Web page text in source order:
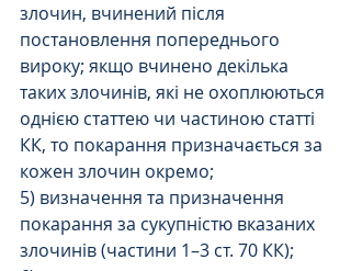
злочин, вчинений після
постановлення попереднього
вироку; якщо вчинено декілька
таких злочинів, які не охоплюються
однією статтею чи частиною статті
КК, то покарання призначається за
кожен злочин окремо;
5) визначення та призначення
покарання за сукупністю вказаних
злочинів (частини 1–3 ст. 70 КК);